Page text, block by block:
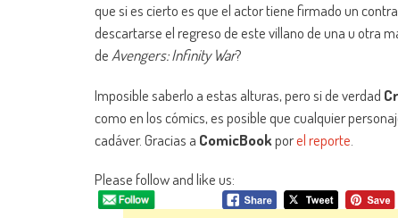
que si es cierto es que el actor tiene firmado un
descartarse el regreso de este villano de una u otra
deAvengers: Infinity War?
Imposible saberlo a estas alturas, pero si de verdad
como en los cómics, es posible que cualquier
cadáver. Gracias a ComicBookporel reporte.
Please follow and like us: